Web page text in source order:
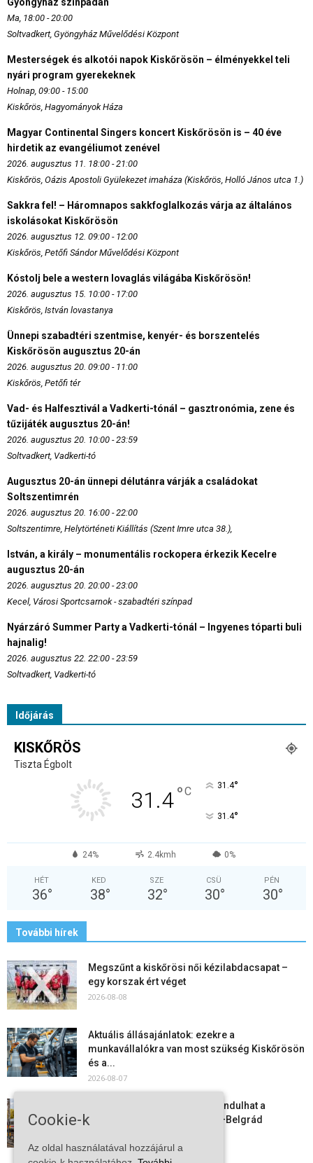
Ma, 18:00 - 20:00
Soltvadkert, Gyöngyház Művelődési Központ
Mesterségek és alkotói napok Kiskőrösön – élményekkel teli
nyári program gyerekeknek
Holnap, 09:00 - 15:00
Kiskőrös, Hagyományok Háza
Magyar Continental Singers koncert Kiskőrösön is – 40 éve
hirdetik az evangéliumot zenével
2026. augusztus 11. 18:00 - 21:00
Kiskőrös, Oázis Apostoli Gyülekezet imaháza (Kiskőrös, Holló János utca 1.)
Sakkra fel! – Háromnapos sakkfoglalkozás várja az általános
iskolásokat Kiskőrösön
2026. augusztus 12. 09:00 - 12:00
Kiskőrös, Petőfi Sándor Művelődési Központ
Kóstolj bele a western lovaglás világába Kiskőrösön!
2026. augusztus 15. 10:00 - 17:00
Kiskőrös, István lovastanya
Ünnepi szabadtéri szentmise, kenyér- és borszentelés
Kiskőrösön augusztus 20-án
2026. augusztus 20. 09:00 - 11:00
Kiskőrös, Petőfi tér
Vad- és Halfesztivál a Vadkerti-tónál – gasztronómia, zene és
tűzijáték augusztus 20-án!
2026. augusztus 20. 10:00 - 23:59
Soltvadkert, Vadkerti-tó
Augusztus 20-án ünnepi délutánra várják a családokat
Soltszentimrén
2026. augusztus 20. 16:00 - 22:00
Soltszentimre, Helytörténeti Kiállítás (Szent Imre utca 38.),
István, a király – monumentális rockopera érkezik Kecelre
augusztus 20-án
2026. augusztus 20. 20:00 - 23:00
Kecel, Városi Sportcsarnok - szabadtéri színpad
Nyárzáró Summer Party a Vadkerti-tónál – Ingyenes tóparti buli
hajnalig!
2026. augusztus 22. 22:00 - 23:59
Soltvadkert, Vadkerti-tó
Időjárás
KISKŐRÖS
Tiszta Égbolt
31.4°C 31.4°
31.4°
24% 2.4kmh 0%
HÉT
36°
KED
38°
SZE
32°
CSÜ
30°
PÉN
30°
További hírek
Megszűnt a kiskőrösi női kézilabdacsapat –
egy korszak ért véget
2026-08-08
Aktuális állásajánlatok: ezekre a
munkavállalókra van most szükség Kiskőrösön
és a...
2026-08-07
Vitézy Dávid: már ősszel újraindulhat a
személyszállítás a Budapest–Belgrád
2026-08-06
Cookie-k
Az oldal használatával hozzájárul a